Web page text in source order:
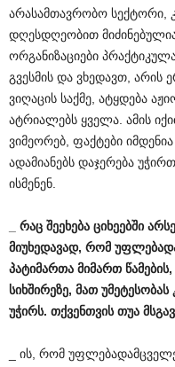
არასამთავრობო სექტორი,
დღესდღეობით
ორგანიზაციები
გვესმის და ვხედავთ, არის
ვიღაცის საქმე, ატყდება
ატრიალებს ყველა. ამის
ვიმეორებ, ფაქტები
ადამიანებს დაჯერება
ისმენენ.
რაც შეეხება ციხეებში
მიუხედავად, რომ
პატიმართა მიმართ წამების,
სიხშირეზე, მათ უმეტესობას
უჭირს. თქვენთვის თუა
_ ის, რომ